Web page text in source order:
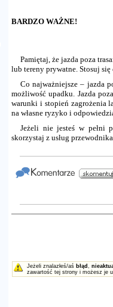
BARDZO WAŻNE!
Pamiętaj, że jazda poza
lub tereny prywatne. Stosuj
Co najważniejsze – jazda
możliwość upadku. Jazda
warunki i stopień zagrożenia
na własne ryzyko i
Jeżeli nie jesteś w pełni
skorzystaj z usług
Jeżeli znalazłeś/aś błąd ,
zawartość tej strony i możesz je